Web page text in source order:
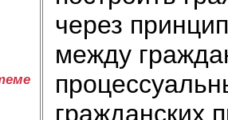
через
между
гражданских